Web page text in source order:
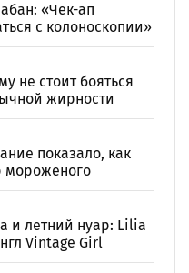
«Чек-ап
с колоноскопии»
не стоит бояться
жирности
показало, как
мороженого
и летний нуар: Lilia
Vintage Girl